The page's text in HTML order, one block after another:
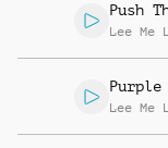
Push
Lee Me
Purple
Lee Me